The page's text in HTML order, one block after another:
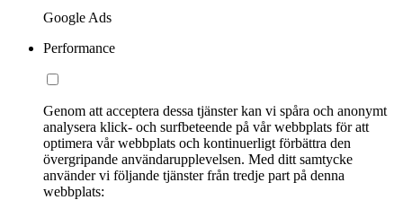
Google Ads
Performance
Genom att acceptera dessa tjänster kan vi spåra och anonymt
analysera klick- och surfbeteende på vår webbplats för att
optimera vår webbplats och kontinuerligt förbättra den
övergripande användarupplevelsen. Med ditt samtycke
använder vi följande tjänster från tredje part på denna
webbplats: